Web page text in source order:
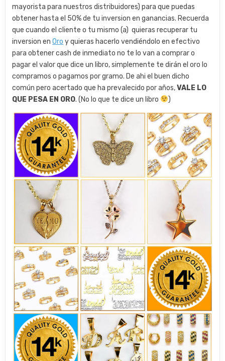
mayorista para nuestros distribuidores) para que puedas
obtener hasta el 50% de tu inversion en ganancias. Recuerda
que cuando el cliente o tu mismo (a) quieras recuperar tu
inversion enOro y quieras hacerlo vendiéndolo en efectivo
para obtener cash de inmediato no te lo van a comprar o
pagar el valor que dice un libro, simplemente te dirán el oro lo
compramos o pagamos por gramo. De ahi el buen dicho
común pero acertado que ha prevalecido por años,VALE LO
QUE PESA EN ORO. (No lo que te dice un libro )